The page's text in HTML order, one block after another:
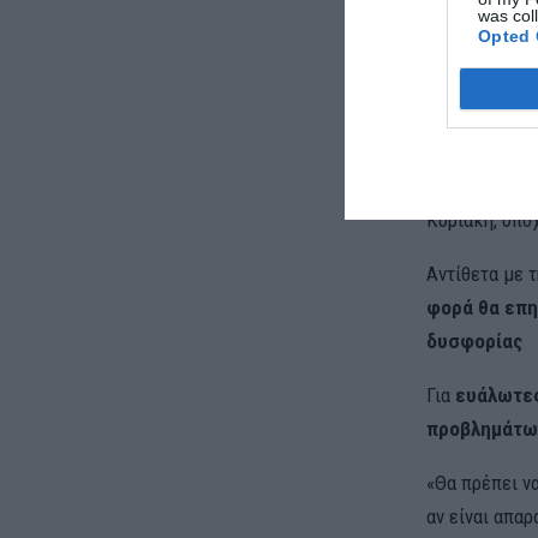
was
Opted
μπορεί να
Προσοχή
Κυριακή,
Αντίθετα με
φορά θα
δυσφορίας
Για
«Θα πρέπει
αν είναι